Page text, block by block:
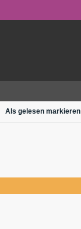
Als gelesen markieren